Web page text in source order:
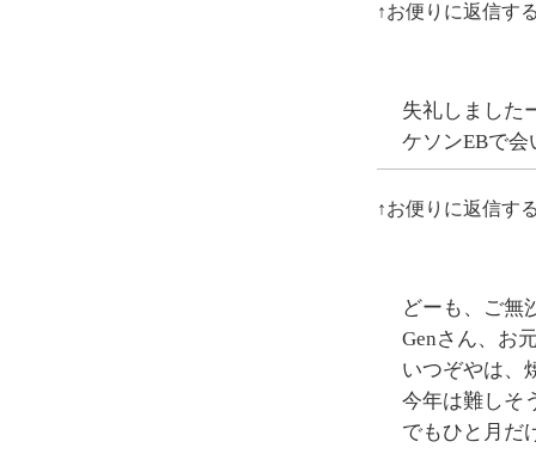
↑お便りに返信す
失礼しました
ケソンEBで
↑お便りに返信す
どーも、ご無
Genさん、お
いつぞやは、
今年は難しそ
でもひと月だ